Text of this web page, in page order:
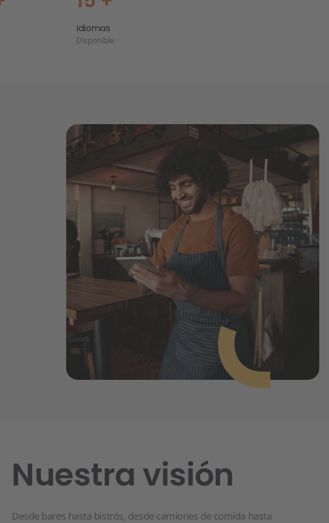
Idiomas
Disponible
Nuestra visión
Desde bares hasta bistrós, desde camiones de comida hasta